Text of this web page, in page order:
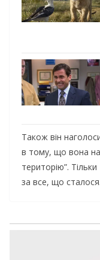
Також він
в тому, що вона
територію”.
за все, що сталося.